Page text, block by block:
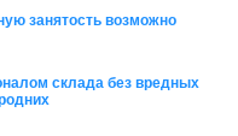
занятость возможно
склада без вредных